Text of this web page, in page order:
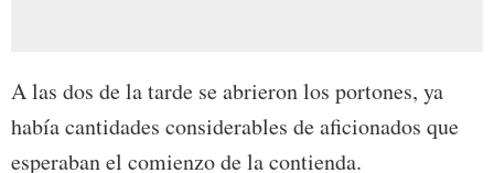
A las dos de la tarde se abrieron los portones, ya
había cantidades considerables de aficionados que
esperaban el comienzo de la contienda.